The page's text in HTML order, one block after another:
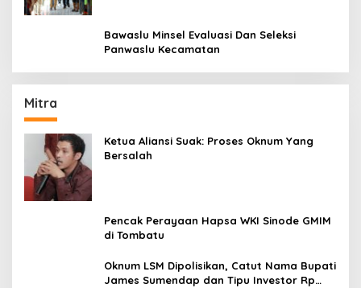
Bawaslu Minsel Evaluasi Dan Seleksi
Panwaslu Kecamatan
Mitra
Ketua Aliansi Suak: Proses Oknum Yang
Bersalah
Pencak Perayaan Hapsa WKI Sinode GMIM
di Tombatu
Oknum LSM Dipolisikan, Catut Nama Bupati
James Sumendap dan Tipu Investor Rp